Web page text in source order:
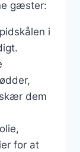
gæster:
i
dem
for at